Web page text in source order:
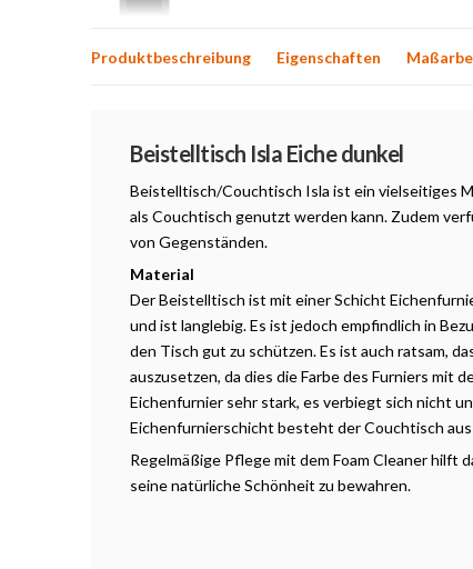
Produktbeschreibung Eigenschaften
Beistelltisch Isla Eiche dunkel
Beistelltisch/Couchtisch Isla ist ein vielseitiges
als Couchtisch genutzt werden kann. Zudem
von Gegenständen.
Material
Der Beistelltisch ist mit einer Schicht
und ist langlebig. Es ist jedoch empfindlich in
den Tisch gut zu schützen. Es ist auch ratsam,
auszusetzen, da dies die Farbe des Furniers mit
Eichenfurnier sehr stark, es verbiegt sich nicht
Eichenfurnierschicht besteht der Couchtisch
Regelmäßige Pflege mit dem Foam Cleaner hilft
seine natürliche Schönheit zu bewahren.